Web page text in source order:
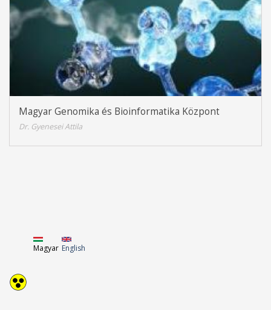
Magyar Genomika és Bioinformatika Központ
Dr. Gyenesei Attila
Magyar English